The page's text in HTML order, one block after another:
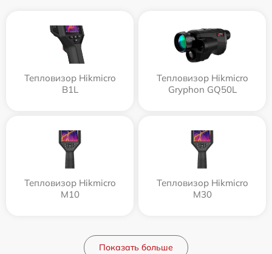
Тепловизор Hikmicro
B1L
Тепловизор Hikmicro
Gryphon GQ50L
Тепловизор Hikmicro
M10
Тепловизор Hikmicro
M30
Показать больше